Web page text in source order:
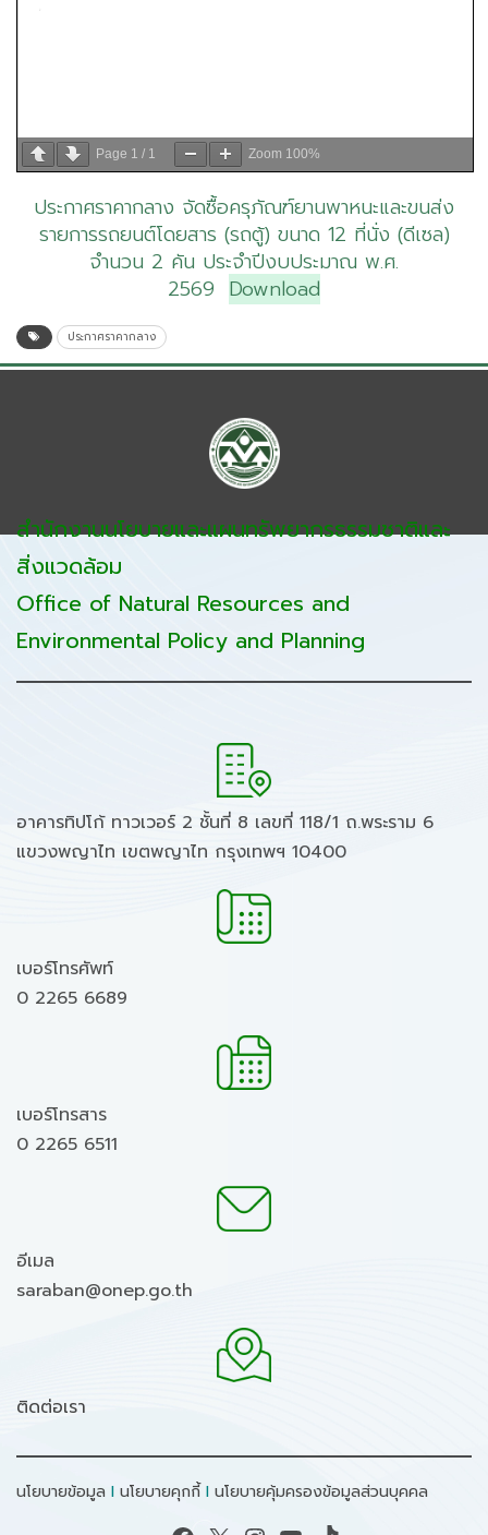
Page 1 / 1 Zoom 100%
ประกาศราคากลาง จัดซื้อครุภัณฑ์ยานพาหนะและขนส่ง
รายการรถยนต์โดยสาร (รถตู้) ขนาด 12 ที่นั่ง (ดีเซล)
จำนวน 2 คัน ประจำปีงบประมาณ พ.ศ.
2569 Download
ประกาศราคากลาง
สำนักงานนโยบายและแผนทรัพยากรธรรมชาติและ
สิ่งแวดล้อม
Office of Natural Resources and
Environmental Policy and Planning
อาคารทิปโก้ ทาวเวอร์ 2 ชั้นที่ 8 เลขที่ 118/1 ถ.พระราม 6
แขวงพญาไท เขตพญาไท กรุงเทพฯ 10400
เบอร์โทรศัพท์
0 2265 6689
เบอร์โทรสาร
0 2265 6511
อีเมล
saraban@onep.go.th
ติดต่อเรา
นโยบายข้อมูล I นโยบายคุกกี้ I นโยบายคุ้มครองข้อมูลส่วนบุคคล